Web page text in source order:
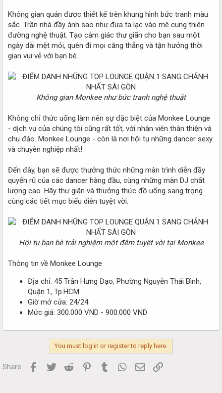
Không gian quán được thiết kế trên khung hình bức tranh màu
sắc. Trần nhà đầy ánh sao như đưa ta lạc vào mê cung thiên
đường nghệ thuật. Tạo cảm giác thư giãn cho bạn sau một
ngày dài mệt mỏi, quên đi mọi căng thẳng và tận hưởng thời
gian vui vẻ với bạn bè.
Không gian Monkee như bức tranh nghệ thuật
Không chỉ thức uống làm nên sự đặc biệt của Monkee Lounge
- dịch vụ của chúng tôi cũng rất tốt, với nhân viên thân thiện và
chu đáo. Monkee Lounge - còn là nơi hội tụ những dancer sexy
và chuyên nghiệp nhất!
Đến đây, bạn sẽ được thưởng thức những màn trình diễn đầy
quyến rũ của các dancer hàng đầu, cùng những màn DJ chất
lượng cao. Hãy thư giãn và thưởng thức đồ uống sang trọng
cùng các tiết mục biểu diễn tuyệt vời.
Hội tụ bạn bè trải nghiệm một đêm tuyệt vời tại Monkee
Thông tin về Monkee Lounge
Địa chỉ: 45 Trần Hưng Đạo, Phường Nguyễn Thái Bình,
Quận 1, Tp.HCM
Giờ mở cửa: 24/24
Mức giá: 300.000 VND - 900.000 VND
You must log in or register to reply here.
Share: Facebook
Twitter Reddit PinterestTumblr WhatsApp
Email